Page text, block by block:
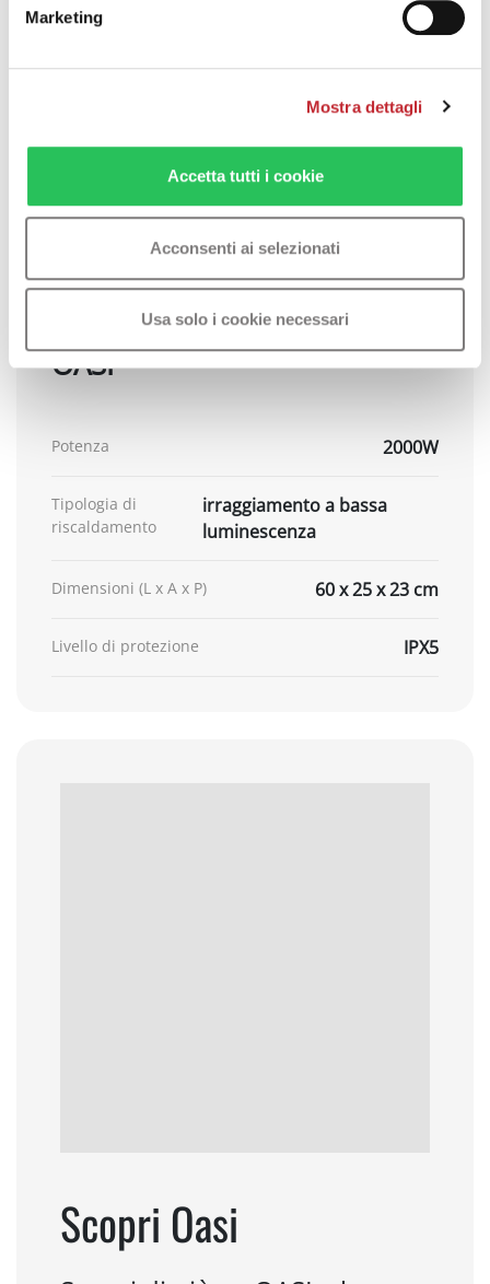
Marketing
Mostra dettagli
Accetta tutti i cookie
Acconsenti ai selezionati
Usa solo i cookie necessari
Specifiche tecniche
OASI
Potenza 2000W
Tipologia di
riscaldamento
irraggiamento a bassa
luminescenza
Dimensioni (L x A x P) 60 x 25 x 23 cm
Livello di protezione IPX5
Scopri Oasi